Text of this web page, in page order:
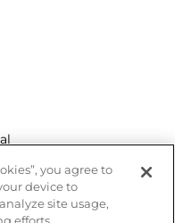
you agree to
device to
site usage,